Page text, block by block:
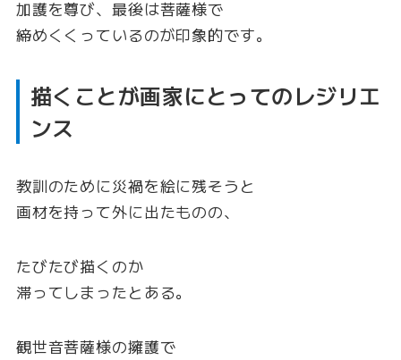
加護を尊び、最後は菩薩様で
締めくくっているのが印象的です。
描くことが画家にとってのレジリエ
ンス
教訓のために災禍を絵に残そうと
画材を持って外に出たものの、
たびたび描くのか
滞ってしまったとある。
観世音菩薩様の擁護で